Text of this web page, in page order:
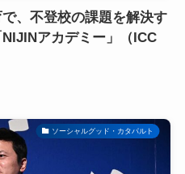
、不登校の課題を解決す
アカデミー」（ICC
ソーシャルグッド・カタパルト